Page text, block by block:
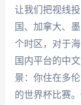
让我们把视线
国、加拿大、
个时区，对于
国内平台的中
景：你住在多
的世界杯比赛